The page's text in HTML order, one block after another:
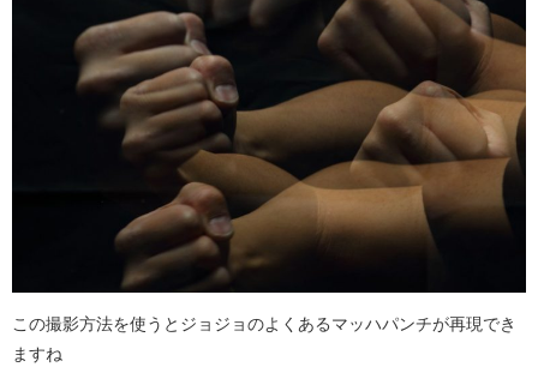
この撮影方法を使うとジョジョのよくあるマッハパンチが再現でき
ますね